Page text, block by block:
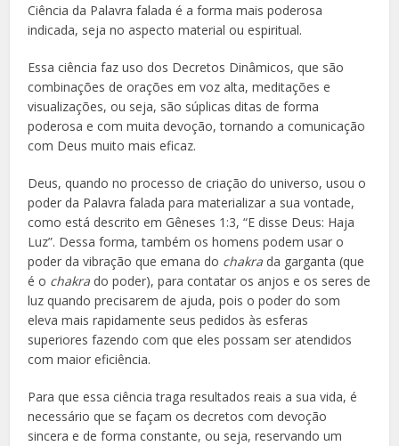
Ciência da Palavra falada é a forma mais poderosa
indicada, seja no aspecto material ou espiritual.
Essa ciência faz uso dos Decretos Dinâmicos, que são
combinações de orações em voz alta, meditações e
visualizações, ou seja, são súplicas ditas de forma
poderosa e com muita devoção, tornando a comunicação
com Deus muito mais eficaz.
Deus, quando no processo de criação do universo, usou o
poder da Palavra falada para materializar a sua vontade,
como está descrito em Gêneses 1:3, “E disse Deus: Haja
Luz”. Dessa forma, também os homens podem usar o
poder da vibração que emana do chakra da garganta (que
é o chakra do poder), para contatar os anjos e os seres de
luz quando precisarem de ajuda, pois o poder do som
eleva mais rapidamente seus pedidos às esferas
superiores fazendo com que eles possam ser atendidos
com maior eficiência.
Para que essa ciência traga resultados reais a sua vida, é
necessário que se façam os decretos com devoção
sincera e de forma constante, ou seja, reservando um